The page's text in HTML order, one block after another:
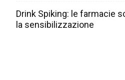
Drink Spiking: le farmacie
la sensibilizzazione